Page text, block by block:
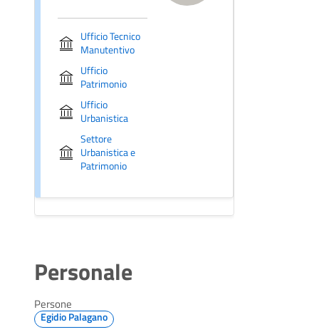
Ufficio Tecnico
Manutentivo
Ufficio
Patrimonio
Ufficio
Urbanistica
Settore
Urbanistica e
Patrimonio
Personale
Persone
Egidio Palagano